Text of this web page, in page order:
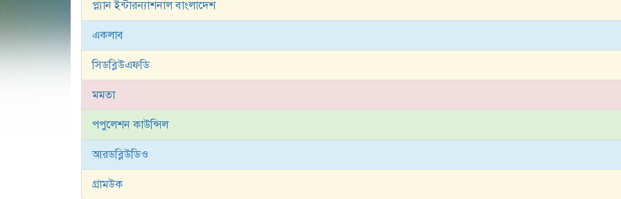
প্ল্যান ইন্টারন্যাশনাল বাংলাদেশ
একলাব
সিডব্লিউএফডি
মমতা
পপুলেশন কাউন্সিল
আরডব্লিউডিও
গ্রামউক